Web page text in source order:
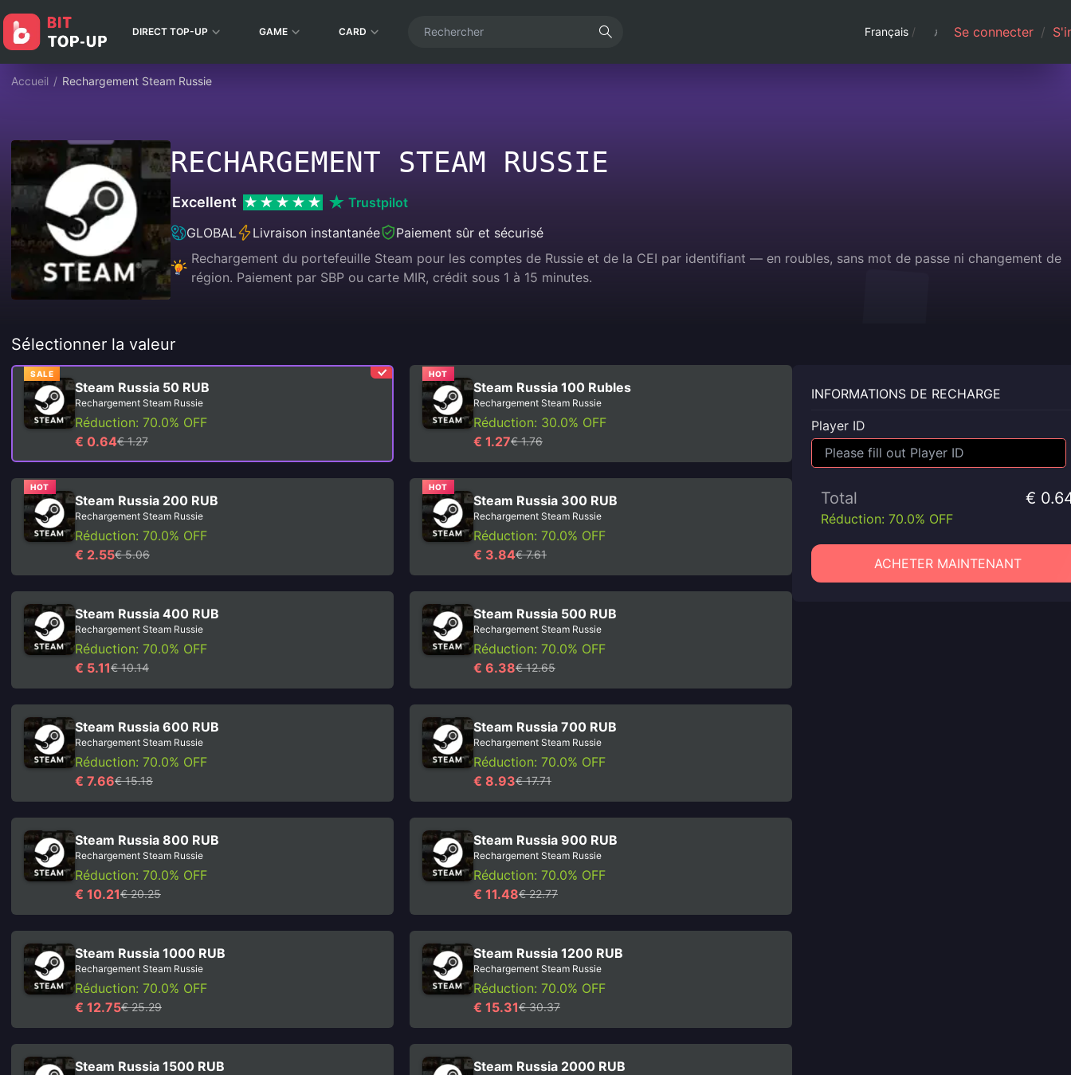
DIRECT TOP-UP GAME CARD Français / Se connecter /
Accueil / Rechargement Steam Russie
RECHARGEMENT STEAM RUSSIE
Excellent
Trustpilot
GLOBAL
Livraison instantanée
Paiement sûr et sécurisé
Rechargement du portefeuille Steam pour les comptes de Russie et de la CEI par identifiant — en roubles, sans mot de passe ni changement de
région. Paiement par SBP ou carte MIR, crédit sous 1 à 15 minutes.
Sélectionner la valeur
SALE
Steam Russia 50 RUB
Rechargement Steam Russie
Réduction: 70.0% OFF
€ 0.64€ 1.27
HOT
Steam Russia 100 Rubles
Rechargement Steam Russie
Réduction: 30.0% OFF
€ 1.27€ 1.76
HOT
Steam Russia 200 RUB
Rechargement Steam Russie
Réduction: 70.0% OFF
€ 2.55€ 5.06
HOT
Steam Russia 300 RUB
Rechargement Steam Russie
Réduction: 70.0% OFF
€ 3.84€ 7.61
Steam Russia 400 RUB
Rechargement Steam Russie
Réduction: 70.0% OFF
€ 5.11€ 10.14
Steam Russia 500 RUB
Rechargement Steam Russie
Réduction: 70.0% OFF
€ 6.38€ 12.65
Steam Russia 600 RUB
Rechargement Steam Russie
Réduction: 70.0% OFF
€ 7.66€ 15.18
Steam Russia 700 RUB
Rechargement Steam Russie
Réduction: 70.0% OFF
€ 8.93€ 17.71
Steam Russia 800 RUB
Rechargement Steam Russie
Réduction: 70.0% OFF
€ 10.21€ 20.25
Steam Russia 900 RUB
Rechargement Steam Russie
Réduction: 70.0% OFF
€ 11.48€ 22.77
Steam Russia 1000 RUB
Rechargement Steam Russie
Réduction: 70.0% OFF
€ 12.75€ 25.29
Steam Russia 1200 RUB
Rechargement Steam Russie
Réduction: 70.0% OFF
€ 15.31€ 30.37
Steam Russia 1500 RUB Steam Russia 2000 RUB
INFORMATIONS DE RECHARGE
Player ID
Total €
Réduction: 70.0% OFF
ACHETER MAINTENANT